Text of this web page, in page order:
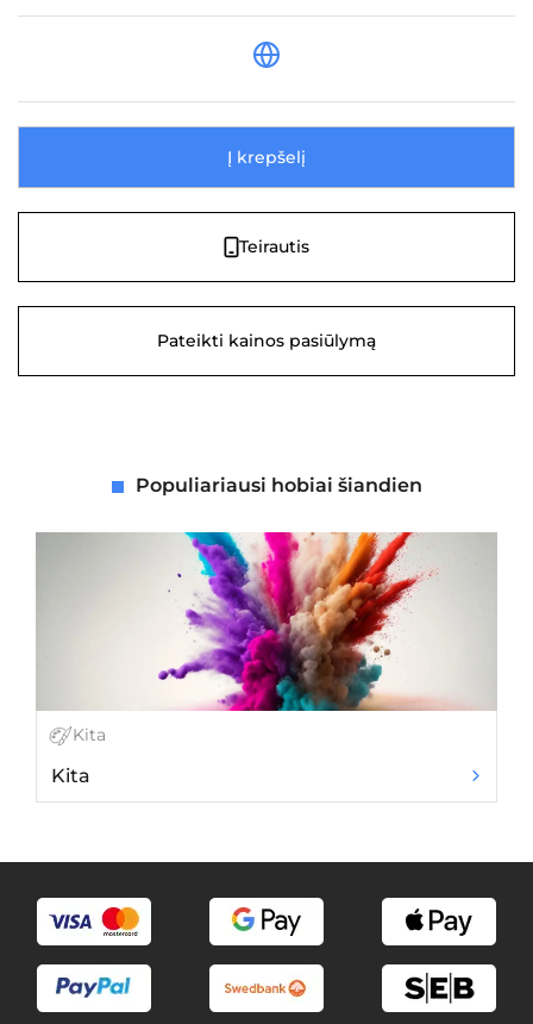
Į krepšelį
Teirautis
Pateikti kainos pasiūlymą
Populiariausi hobiai šiandien
Kita
Kita